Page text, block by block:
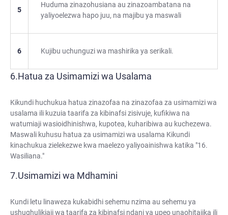
5
Huduma zinazohusiana au zinazoambatana na
yaliyoelezwa hapo juu, na majibu ya maswali
6 Kujibu uchunguzi wa mashirika ya serikali.
Hatua za Usimamizi wa Usalama
Kikundi huchukua hatua zinazofaa na zinazofaa za usimamizi wa
usalama ili kuzuia taarifa za kibinafsi zisivuje, kufikiwa na
watumiaji wasioidhinishwa, kupotea, kuharibiwa au kuchezewa.
Maswali kuhusu hatua za usimamizi wa usalama Kikundi
kinachukua zielekezwe kwa maelezo yaliyoainishwa katika "16.
Wasiliana."
Usimamizi wa Mdhamini
Kundi letu linaweza kukabidhi sehemu nzima au sehemu ya
ushughulikiaji wa taarifa za kibinafsi ndani ya upeo unaohitajika ili